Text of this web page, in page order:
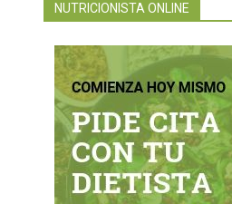
NUTRICIONISTA ONLINE